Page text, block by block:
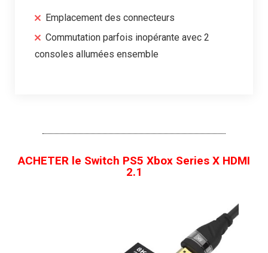
Emplacement des connecteurs
Commutation parfois inopérante avec 2
consoles allumées ensemble
ACHETER le Switch PS5 Xbox Series X HDMI
2.1